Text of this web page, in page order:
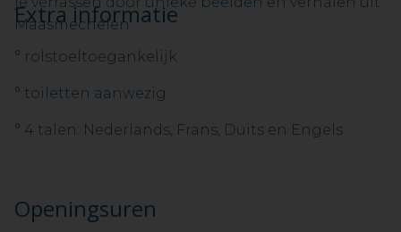
Maasmechelen.
Extra informatie
° rolstoeltoegankelijk
° toiletten aanwezig
° 4 talen: Nederlands, Frans, Duits en Engels
Openingsuren